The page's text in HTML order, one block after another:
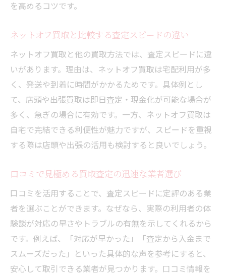
を高めるコツです。
ネットオフ買取と比較する査定スピードの違い
ネットオフ買取と他の買取方法では、査定スピードに違
いがあります。理由は、ネットオフ買取は宅配利用が多
く、発送や到着に時間がかかるためです。具体例とし
て、店頭や出張買取は即日査定・現金化が可能な場合が
多く、急ぎの場合に有効です。一方、ネットオフ買取は
自宅で完結できる利便性が魅力ですが、スピードを重視
する際は店頭や出張の活用も検討すると良いでしょう。
口コミで見極める買取査定の迅速な業者選び
口コミを活用することで、査定スピードに定評のある業
者を選ぶことができます。なぜなら、実際の利用者の体
験談が対応の早さやトラブルの有無を示してくれるから
です。例えば、「対応が早かった」「査定から入金まで
スムーズだった」といった具体的な声を参考にすると、
安心して取引できる業者が見つかります。口コミ情報を